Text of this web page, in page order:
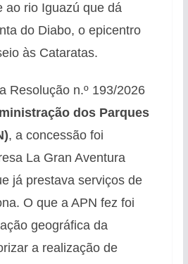
ao rio Iguazú que dá
do Diabo, o epicentro
às Cataratas.
Resolução n.º 193/2026
dos Parques
, a concessão foi
La Gran Aventura
já prestava serviços de
O que a APN fez foi
geográfica da
a realização de